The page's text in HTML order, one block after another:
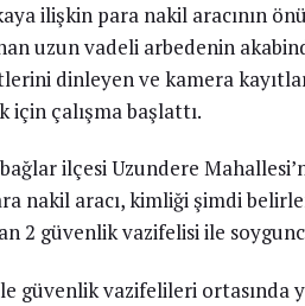
ilişkin para nakil aracının
uzun vadeli arbedenin
dinleyen ve kamera
için çalışma başlattı.
ilçesi Uzundere
nakil aracı, kimliği şimdi
2 güvenlik vazifelisi ile
güvenlik vazifelileri ortasında